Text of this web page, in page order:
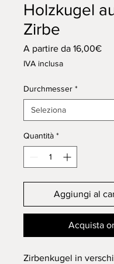
Holzkugel
Zirbe
A partire da 16,00€
IVA inclusa
Durchmesser *
Quantità *
Aggiungi al
Acquista
Zirbenkugel in